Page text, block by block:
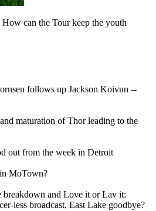
can the Tour keep the youth
follows up Jackson Koivun --
maturation of Thor leading to the
out from the week in Detroit
MoTown?
breakdown and Love it or Lav it:
less broadcast, East Lake goodbye?